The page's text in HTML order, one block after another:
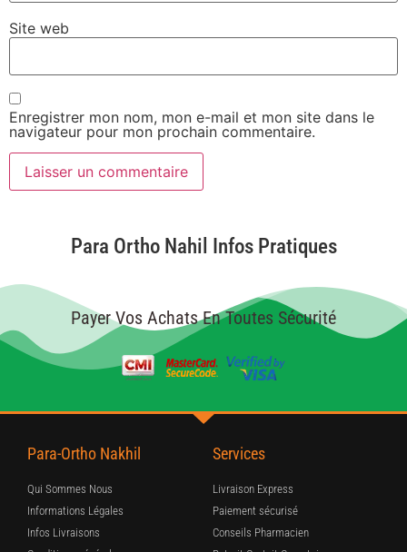
Site web
Enregistrer mon nom, mon e-mail et mon site dans le
navigateur pour mon prochain commentaire.
Para Ortho Nahil Infos Pratiques
Payer Vos Achats En Toutes Sécurité
Para-Ortho Nakhil
Qui Sommes Nous
Informations Légales
Infos Livraisons
Services
Livraison Express
Paiement sécurisé
Conseils Pharmacien